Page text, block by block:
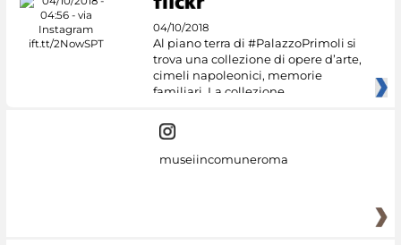
04/10/2018
Al piano terra di #PalazzoPrimoli si
trova una collezione di opere d’arte,
cimeli napoleonici, memorie
familiari. La collezione
museiincomuneroma